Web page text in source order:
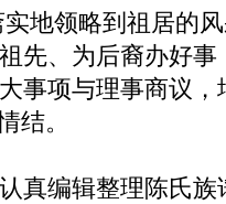
实地领略到祖居的
先、 为后裔办好事
事项与理事商议 ，
结。
真编辑整理陈氏族